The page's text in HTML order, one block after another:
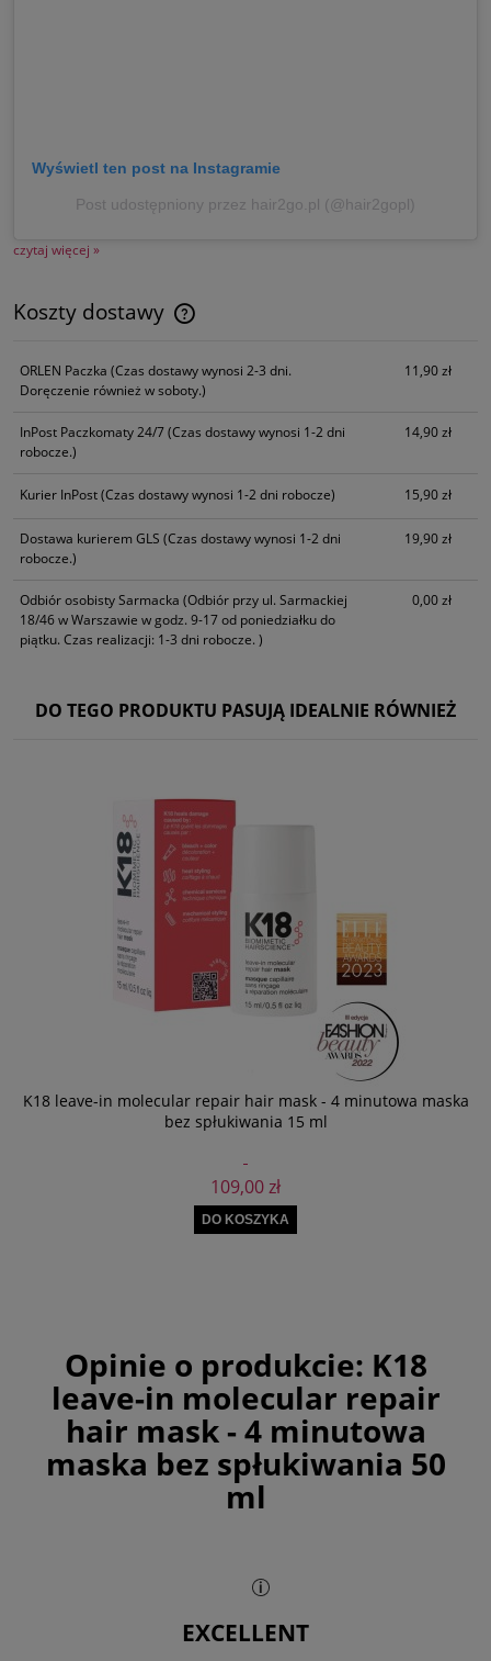
Wyświetl ten post na Instagramie
Post udostępniony przez hair2go.pl (@hair2gopl)
czytaj więcej »
Koszty dostawy
Cena nie zawiera ewentualnych kosztów płatności
ORLEN Paczka (Czas dostawy wynosi 2-3 dni.
Doręczenie również w soboty.)
11,90 zł
InPost Paczkomaty 24/7(Czas dostawy wynosi 1-2 dni
robocze.)
14,90 zł
Kurier InPost(Czas dostawy wynosi 1-2 dni robocze) 15,90 zł
Dostawa kurierem GLS (Czas dostawy wynosi 1-2 dni
robocze.)
19,90 zł
Odbiór osobisty Sarmacka (Odbiór przy ul. Sarmackiej
18/46 w Warszawie w godz. 9-17 od poniedziałku do
piątku. Czas realizacji: 1-3 dni robocze. )
0,00 zł
DO TEGO PRODUKTU PASUJĄ IDEALNIE RÓWNIEŻ
K18 leave-in molecular repair hair mask - 4 minutowa maska
bez spłukiwania 15 ml
109,00 zł
DO KOSZYKA
Opinie o produkcie: K18
leave-in molecular repair
hair mask - 4 minutowa
maska bez spłukiwania 50
ml
EXCELLENT